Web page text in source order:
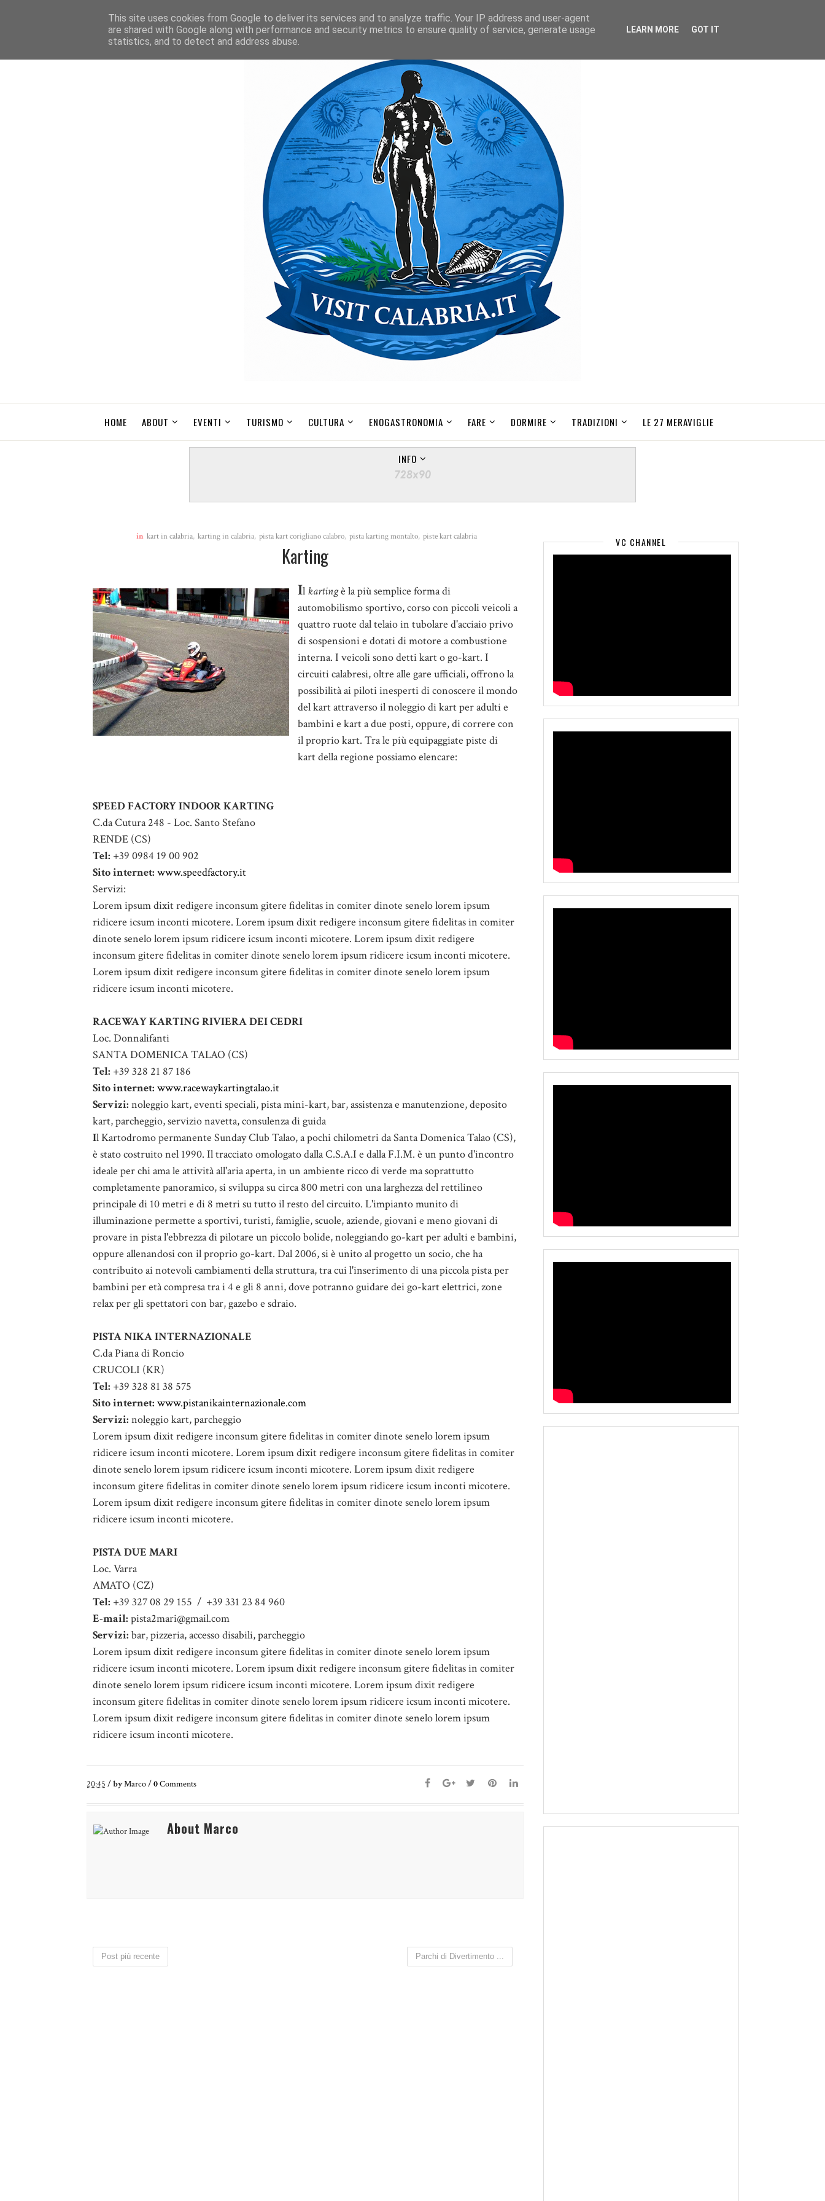
HOME ABOUT EVENTI TURISMO CULTURA ENOGASTRONOMIA FARE DORMIRE TRADIZIONI LE 27 MERAVIGLIE
INFO
in kart in calabria, karting in calabria, pista kart corigliano calabro, pista karting montalto, piste kart calabria
Karting
Il kartingè la più semplice forma di
automobilismo sportivo, corso con piccoli veicoli a
quattro ruote dal telaio in tubolare d'acciaio privo
di sospensioni e dotati di motore a combustione
interna. I veicoli sono detti kart o go-kart. I
circuiti calabresi, oltre alle gare ufficiali, offrono la
possibilità ai piloti inesperti di conoscere il mondo
del kart attraverso il noleggio di kart per adulti e
bambini e kart a due posti, oppure, di correre con
il proprio kart. Tra le più equipaggiate piste di
kart della regione possiamo elencare:
SPEED FACTORY INDOOR KARTING
C.da Cutura 248 - Loc. Santo Stefano
RENDE (CS)
Tel: +39 0984 19 00 902
Sito internet: www.speedfactory.it
Servizi:
Lorem ipsum dixit redigere inconsum gitere fidelitas in comiter dinote senelo lorem ipsum
ridicere icsum inconti micotere. Lorem ipsum dixit redigere inconsum gitere fidelitas in comiter
dinote senelo lorem ipsum ridicere icsum inconti micotere. Lorem ipsum dixit redigere
inconsum gitere fidelitas in comiter dinote senelo lorem ipsum ridicere icsum inconti micotere.
Lorem ipsum dixit redigere inconsum gitere fidelitas in comiter dinote senelo lorem ipsum
ridicere icsum inconti micotere.
RACEWAY KARTING RIVIERA DEI CEDRI
Loc. Donnalifanti
SANTA DOMENICA TALAO (CS)
Tel: +39 328 21 87 186
Sito internet: www.racewaykartingtalao.it
Servizi: noleggio kart, eventi speciali, pista mini-kart, bar, assistenza e manutenzione, deposito
kart, parcheggio, servizio navetta, consulenza di guida
Il Kartodromo permanente Sunday Club Talao, a pochi chilometri da Santa Domenica Talao (CS),
è stato costruito nel 1990. Il tracciato omologato dalla C.S.A.I e dalla F.I.M. è un punto d'incontro
ideale per chi ama le attività all'aria aperta, in un ambiente ricco di verde ma soprattutto
completamente panoramico, si sviluppa su circa 800 metri con una larghezza del rettilineo
principale di 10 metri e di 8 metri su tutto il resto del circuito. L'impianto munito di
illuminazione permette a sportivi, turisti, famiglie, scuole, aziende, giovani e meno giovani di
provare in pista l'ebbrezza di pilotare un piccolo bolide, noleggiando go-kart per adulti e bambini,
oppure allenandosi con il proprio go-kart. Dal 2006, si è unito al progetto un socio, che ha
contribuito ai notevoli cambiamenti della struttura, tra cui l'inserimento di una piccola pista per
bambini per età compresa tra i 4 e gli 8 anni, dove potranno guidare dei go-kart elettrici, zone
relax per gli spettatori con bar, gazebo e sdraio.
PISTA NIKA INTERNAZIONALE
C.da Piana di Roncio
CRUCOLI (KR)
Tel: +39 328 81 38 575
Sito internet: www.pistanikainternazionale.com
Servizi: noleggio kart, parcheggio
Lorem ipsum dixit redigere inconsum gitere fidelitas in comiter dinote senelo lorem ipsum
ridicere icsum inconti micotere. Lorem ipsum dixit redigere inconsum gitere fidelitas in comiter
dinote senelo lorem ipsum ridicere icsum inconti micotere. Lorem ipsum dixit redigere
inconsum gitere fidelitas in comiter dinote senelo lorem ipsum ridicere icsum inconti micotere.
Lorem ipsum dixit redigere inconsum gitere fidelitas in comiter dinote senelo lorem ipsum
ridicere icsum inconti micotere.
PISTA DUE MARI
Loc. Varra
AMATO (CZ)
Tel: +39 327 08 29 155 / +39 331 23 84 960
E-mail: pista2mari@gmail.com
Servizi: bar, pizzeria, accesso disabili, parcheggio
Lorem ipsum dixit redigere inconsum gitere fidelitas in comiter dinote senelo lorem ipsum
ridicere icsum inconti micotere. Lorem ipsum dixit redigere inconsum gitere fidelitas in comiter
dinote senelo lorem ipsum ridicere icsum inconti micotere. Lorem ipsum dixit redigere
inconsum gitere fidelitas in comiter dinote senelo lorem ipsum ridicere icsum inconti micotere.
Lorem ipsum dixit redigere inconsum gitere fidelitas in comiter dinote senelo lorem ipsum
ridicere icsum inconti micotere.
20:45 /byMarco/0Comments
About Marco
Post più recente Parchi di Divertimento ...
VC CHANNEL
This site uses cookies from Google to deliver its services and to analyze traffic. Your IP address and user-agent
are shared with Google along with performance and security metrics to ensure quality of service, generate usage
statistics, and to detect and address abuse.
LEARN MORE GOT IT